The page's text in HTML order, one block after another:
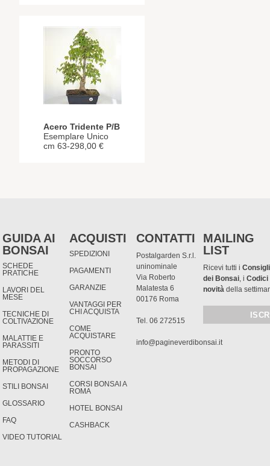
Acero Tridente P/B
Esemplare Unico
cm 63-298,00 €
GUIDA AI
BONSAI
SCHEDE
PRATICHE
LAVORI DEL
MESE
TECNICHE DI
COLTIVAZIONE
MALATTIE E
PARASSITI
METODI DI
PROPAGAZIONE
STILI BONSAI
GLOSSARIO
FAQ
VIDEO TUTORIAL
ACQUISTI
SPEDIZIONI
PAGAMENTI
GARANZIE
VANTAGGI PER
CHI ACQUISTA
COME
ACQUISTARE
PRONTO
SOCCORSO
BONSAI
CORSI BONSAI A
ROMA
HOTEL BONSAI
CASHBACK
CONTATTI
Postalgarden S.r.l.
uninominale
Via Roberto
Malatesta 6
00176 Roma
Tel. 06 272515
info@pagineverdibonsai.it
MAILING
LIST
Ricevi tutti i
dei Bonsai, iCodici
novità della